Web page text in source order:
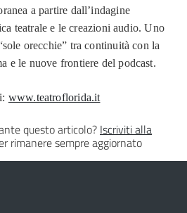
a partire dall’indagine
teatrale e le creazioni audio. Uno
orecchie” tra continuità con la
e le nuove frontiere del podcast.
www.teatroflorida.it
questo articolo? Iscriviti alla
rimanere sempre aggiornato